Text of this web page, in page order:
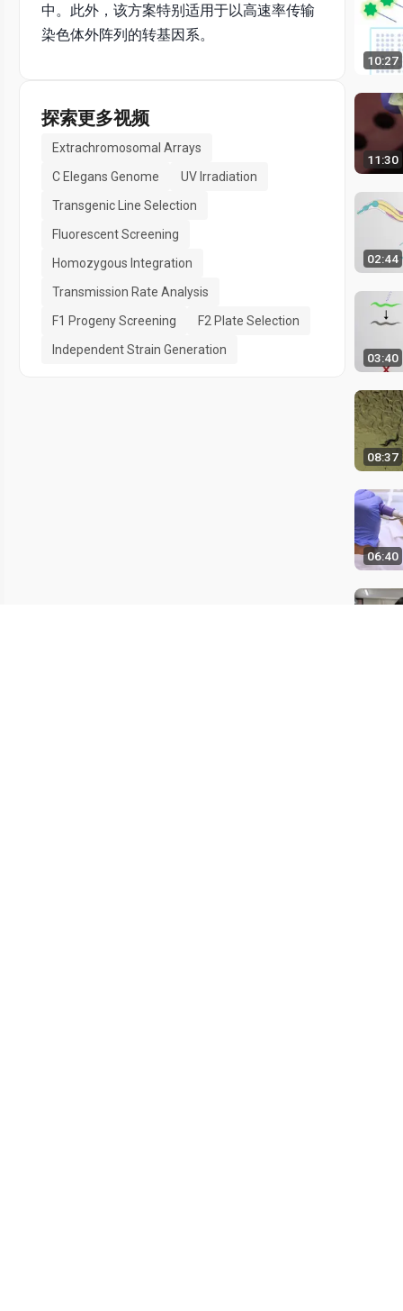
中。此外，该方案特别适用于以高速率传输
染色体外阵列的转基因系。
探索更多视频
Extrachromosomal Arrays
C Elegans Genome
UV Irradiation
Transgenic Line Selection
Fluorescent Screening
Homozygous Integration
Transmission Rate Analysis
F1 Progeny Screening
F2 Plate Selection
Independent Strain Generation
10:27
11:30
02:44
03:40
08:37
06:40